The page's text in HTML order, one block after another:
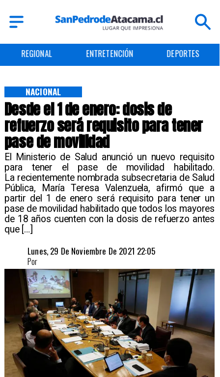
REGIONAL ENTRETENCIÓN DEPORTES
Desde el 1 de enero: dosis de
refuerzo será requisito para tener
pase de movilidad
El Ministerio de Salud anunció un nuevo requisito
para tener el pase de movilidad habilitado.
La recientemente nombrada subsecretaria de Salud
Pública, María Teresa Valenzuela, afirmó que a
partir del 1 de enero será requisito para tener un
pase de movilidad habilitado que todos los mayores
de 18 años cuenten con la dosis de refuerzo antes
que […]
NACIONAL
Lunes, 29 De Noviembre De 2021 22:05
Por